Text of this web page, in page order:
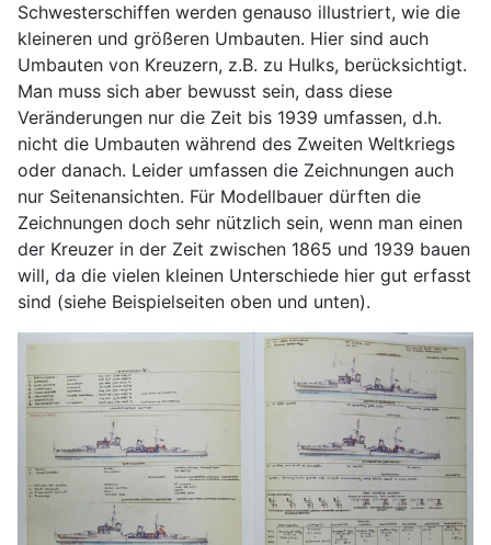
Schwesterschiffen werden genauso illustriert, wie die
kleineren und größeren Umbauten. Hier sind auch
Umbauten von Kreuzern, z.B. zu Hulks, berücksichtigt.
Man muss sich aber bewusst sein, dass diese
Veränderungen nur die Zeit bis 1939 umfassen, d.h.
nicht die Umbauten während des Zweiten Weltkriegs
oder danach. Leider umfassen die Zeichnungen auch
nur Seitenansichten. Für Modellbauer dürften die
Zeichnungen doch sehr nützlich sein, wenn man einen
der Kreuzer in der Zeit zwischen 1865 und 1939 bauen
will, da die vielen kleinen Unterschiede hier gut erfasst
sind (siehe Beispielseiten oben und unten).